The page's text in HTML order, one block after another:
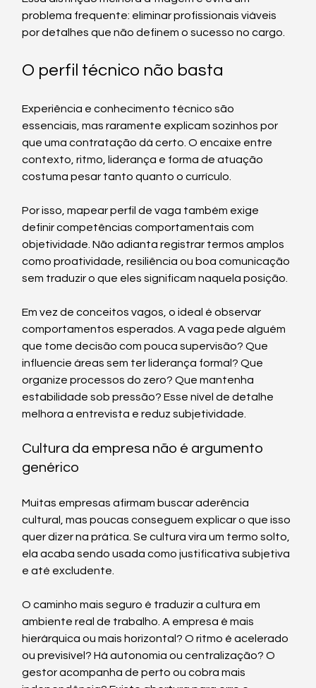
problema frequente: eliminar profissionais viáveis
por detalhes que não definem o sucesso no cargo.
O perfil técnico não basta
Experiência e conhecimento técnico são
essenciais, mas raramente explicam sozinhos por
que uma contratação dá certo. O encaixe entre
contexto, ritmo, liderança e forma de atuação
costuma pesar tanto quanto o currículo.
Por isso, mapear perfil de vaga também exige
definir competências comportamentais com
objetividade. Não adianta registrar termos amplos
como proatividade, resiliência ou boa comunicação
sem traduzir o que eles significam naquela posição.
Em vez de conceitos vagos, o ideal é observar
comportamentos esperados. A vaga pede alguém
que tome decisão com pouca supervisão? Que
influencie áreas sem ter liderança formal? Que
organize processos do zero? Que mantenha
estabilidade sob pressão? Esse nível de detalhe
melhora a entrevista e reduz subjetividade.
Cultura da empresa não é argumento
genérico
Muitas empresas afirmam buscar aderência
cultural, mas poucas conseguem explicar o que isso
quer dizer na prática. Se cultura vira um termo solto,
ela acaba sendo usada como justificativa subjetiva
e até excludente.
O caminho mais seguro é traduzir a cultura em
ambiente real de trabalho. A empresa é mais
hierárquica ou mais horizontal? O ritmo é acelerado
ou previsível? Há autonomia ou centralização? O
gestor acompanha de perto ou cobra mais